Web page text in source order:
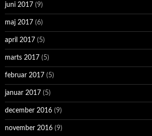
juni 2017 (9)
maj 2017 (6)
april 2017 (5)
marts 2017 (5)
februar 2017 (5)
januar 2017 (5)
december 2016 (9)
november 2016 (9)